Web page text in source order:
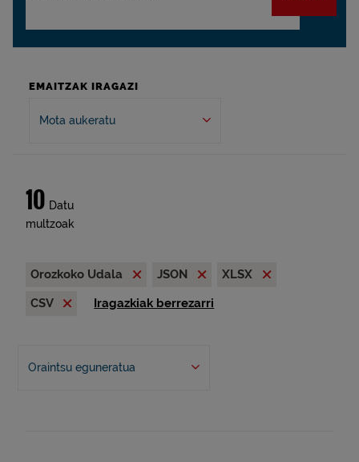
EMAITZAK IRAGAZI
Mota aukeratu
10 Datu
multzoak
Orozkoko Udala JSON
XLSX
CSV
Iragazkiak berrezarri
Oraintsu eguneratua